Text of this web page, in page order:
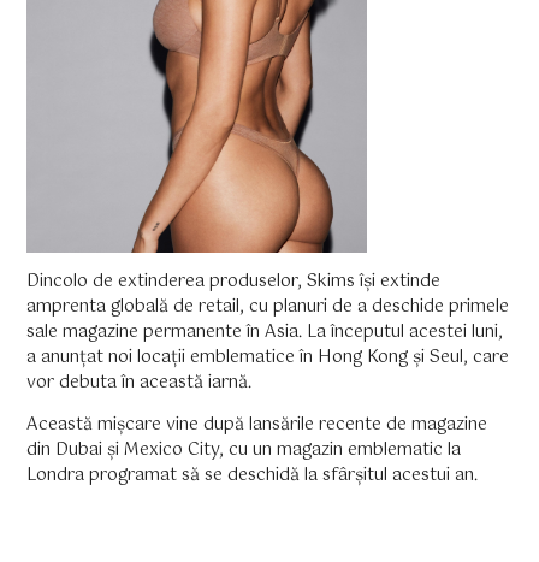
Dincolo de extinderea produselor, Skims își extinde
amprenta globală de retail, cu planuri de a deschide primele
sale magazine permanente în Asia. La începutul acestei luni,
a anunțat noi locații emblematice în Hong Kong și Seul, care
vor debuta în această iarnă.
Această mișcare vine după lansările recente de magazine
din Dubai și Mexico City, cu un magazin emblematic la
Londra programat să se deschidă la sfârșitul acestui an.